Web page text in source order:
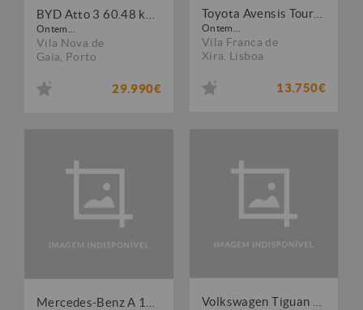
Ontem...
Vila Nova de
Gaia Porto
29.990€
Ontem...
Vila Franca de
Xira Lisboa
13.750€